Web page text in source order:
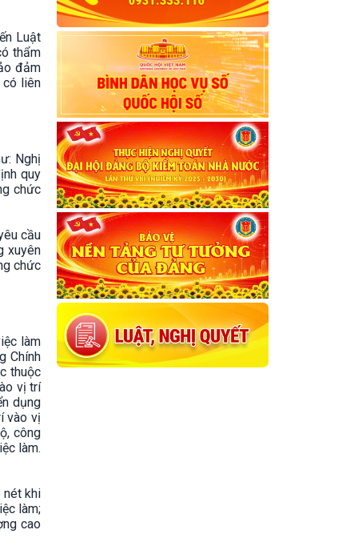
Luật
thẩm
đảm
có liên
Nghị
quy
chức
cầu
xuyên
chức
làm
Chính
thuộc
vị trí
dụng
vào vị
công
làm.
nét khi
làm;
cao